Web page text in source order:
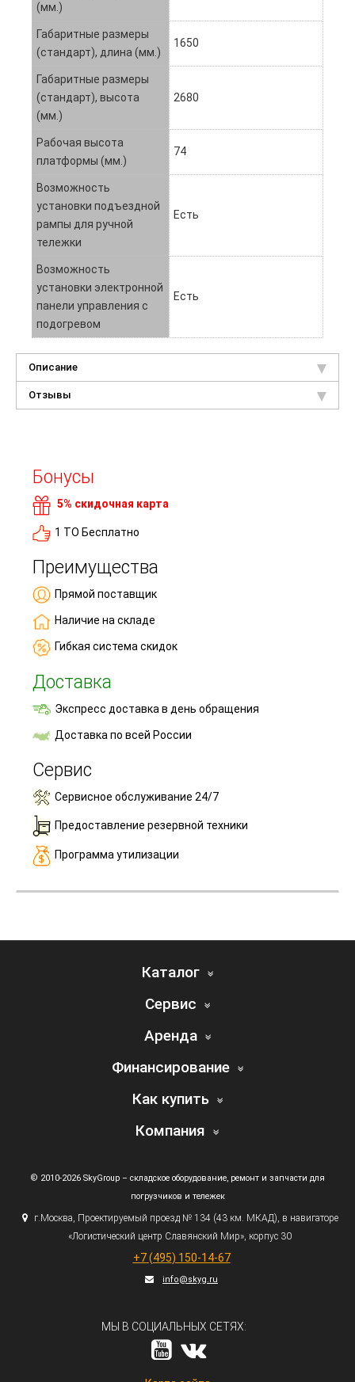
(мм.)
Габаритные размеры
(стандарт), длина (мм.)
1650
Габаритные размеры
(стандарт), высота
(мм.)
2680
Рабочая высота
платформы (мм.)
74
Возможность
установки подъездной
рампы для ручной
тележки
Есть
Возможность
установки электронной
панели управления с
подогревом
Есть
Описание
Отзывы
Бонусы
5% скидочная карта
1 ТО Бесплатно
Преимущества
Прямой поставщик
Наличие на складе
Гибкая система скидок
Доставка
Экспресс доставка в день обращения
Доставка по всей России
Сервис
Сервисное обслуживание 24/7
Предоставление резервной техники
Программа утилизации
Каталог
Сервис
Аренда
Финансирование
Как купить
Компания
© 2010-2026 SkyGroup – складское оборудование, ремонт и запчасти для
погрузчиков и тележек
г.Москва, Проектируемый проезд № 134 (43км. МКАД), в навигаторе
«Логистический центр Славянский Мир», корпус 30
+7 (495) 150-14-67
info@skyg.ru
МЫ В СОЦИАЛЬНЫХ СЕТЯХ: